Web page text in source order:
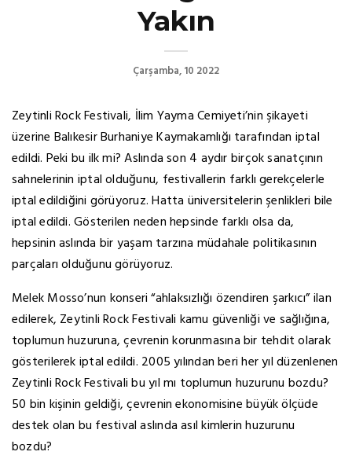
Yakın
Çarşamba, 10 2022
Zeytinli Rock Festivali, İlim Yayma Cemiyeti’nin şikayeti
üzerine Balıkesir Burhaniye Kaymakamlığı tarafından iptal
edildi. Peki bu ilk mi? Aslında son 4 aydır birçok sanatçının
sahnelerinin iptal olduğunu, festivallerin farklı gerekçelerle
iptal edildiğini görüyoruz. Hatta üniversitelerin şenlikleri bile
iptal edildi. Gösterilen neden hepsinde farklı olsa da,
hepsinin aslında bir yaşam tarzına müdahale politikasının
parçaları olduğunu görüyoruz.
Melek Mosso’nun konseri “ahlaksızlığı özendiren şarkıcı” ilan
edilerek, Zeytinli Rock Festivali kamu güvenliği ve sağlığına,
toplumun huzuruna, çevrenin korunmasına bir tehdit olarak
gösterilerek iptal edildi. 2005 yılından beri her yıl düzenlenen
Zeytinli Rock Festivali bu yıl mı toplumun huzurunu bozdu?
50 bin kişinin geldiği, çevrenin ekonomisine büyük ölçüde
destek olan bu festival aslında asıl kimlerin huzurunu
bozdu?